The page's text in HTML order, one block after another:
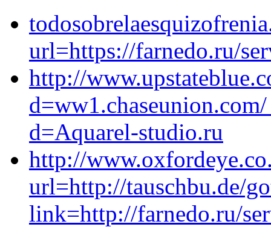
url=https://farnedo.ru/
http://
d=Aquarel-studio.ru
http://
url=http://tauschbu.de/
link=http://farnedo.ru/